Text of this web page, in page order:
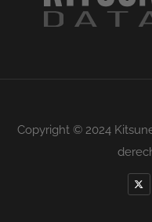
Copyright © 2024